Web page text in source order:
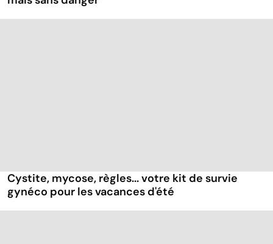
Cystite, mycose, règles... votre kit de survie
gynéco pour les vacances d'été